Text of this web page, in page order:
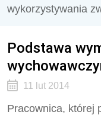
wykorzystywania
Podstawa
11 lut 2014
Pracownica, której